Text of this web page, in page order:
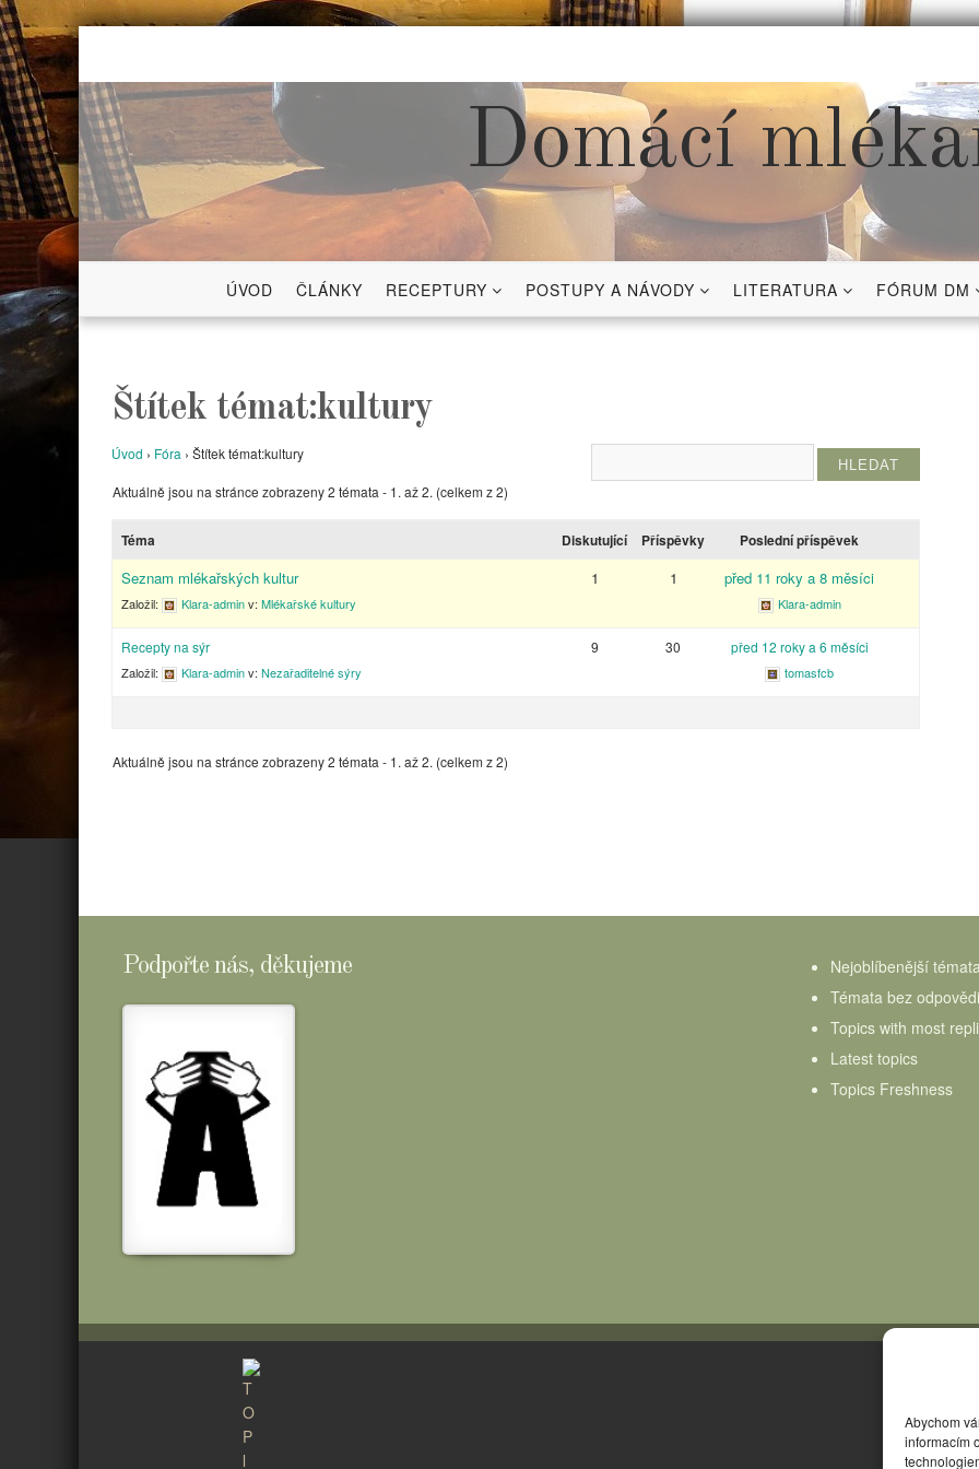
Abychom
informacím
Skip
content
Domácí
ÚVOD ČLÁNKY RECEPTURY POSTUPY A NÁVODY LITERATURA FÓRUM DM
Štítek témat:kultury
Úvod › Fóra › Štítek témat:kultury
Aktuálně jsou na stránce zobrazeny 2 témata - 1. až 2. (celkem z 2)
Téma Diskutující Příspěvky Poslední příspěvek
Seznam mlékařských kultur
Založil: Klara-adminv: Mlékařské kultury
1 1 před 11 roky a 8 měsíci
Klara-admin
Recepty na sýr
Založil: Klara-adminv: Nezařaditelné sýry
9 30 před 12 roky a 6 měsíci
tomasfcb
Aktuálně jsou na stránce zobrazeny 2 témata - 1. až 2. (celkem z 2)
Podpořte nás, děkujeme
Nejoblíbenější
Témata bez odpovědi
Topics with most
Latest topics
Topics Freshness